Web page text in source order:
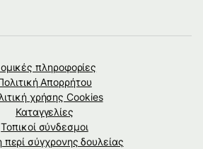
πληροφορίες
Απορρήτου
χρήσης Cookies
Καταγγελίες
Τοπικοί σύνδεσμοι
σύγχρονης δουλείας